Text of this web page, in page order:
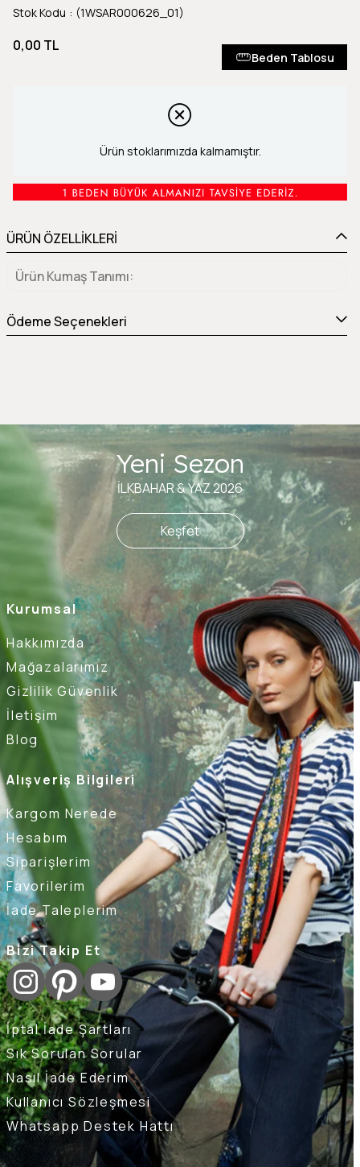
Stok Kodu (1WSAR000626_01)
0,00 TL
Beden Tablosu
Ürün stoklarımızda kalmamıştır.
ÜRÜN ÖZELLİKLERİ
Ürün Kumaş Tanımı
Ödeme Seçenekleri
Kurumsal
Hakkımızda
Mağazalarımız
Gizlilik Güvenlik
İletişim
Blog
Alışveriş Bilgileri
Kargom Nerede
Hesabım
Siparişlerim
Favorilerim
İade Taleplerim
Bizi Takip Et
İptal İade Şartları
Sık Sorulan Sorular
Nasıl İade Ederim
Kullanıcı Sözleşmesi
Whatsapp Destek Hattı
Yeni Sezon
İLKBAHAR & YAZ 2026
Keşfet